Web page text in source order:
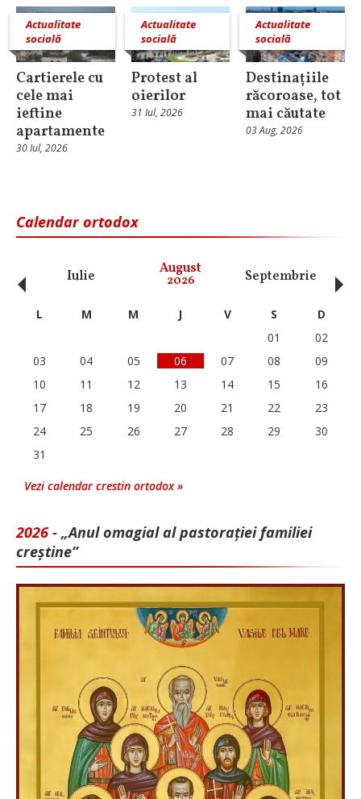
Actualitate
socială
Cartierele cu
cele mai
ieftine
apartamente
30 Iul, 2026
Actualitate
socială
Protest al
oierilor
31 Iul, 2026
Actualitate
socială
Destinațiile
răcoroase, tot
mai căutate
03 Aug, 2026
Calendar ortodox
Iulie August
2026 Septembrie
‹ L M M J V S
D
01
02
03
04 05 06 07 08
09
10
11 12 13 14 15
16
17
18 19 20 21 22
23
24
25 26 27 28 29
30
31
Vezi calendar crestin ortodox »
2026 - „Anul omagial al pastorației familiei
creștine”